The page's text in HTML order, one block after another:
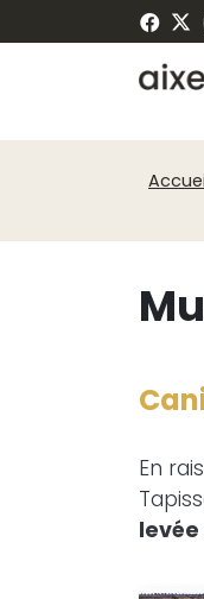
En
levée
de
Panneau de gestion